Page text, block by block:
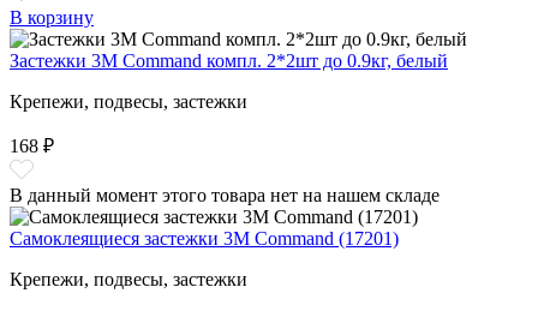
В корзину
Застежки 3M Command компл. 2*2шт до 0.9кг, белый
Крепежи, подвесы, застежки
168 ₽
В данный момент этого товара нет на нашем складе
Самоклеящиеся застежки 3М Command (17201)
Крепежи, подвесы, застежки